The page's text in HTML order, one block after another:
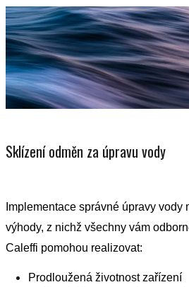
Sklízení odměn za úpravu vody
Implementace správné úpravy vody
výhody, z nichž všechny vám
Caleffi pomohou realizovat:
Prodloužená životnost zařízení